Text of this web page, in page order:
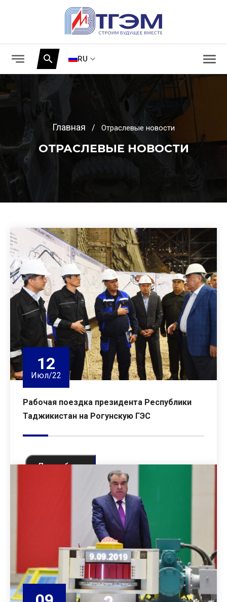
notes search RU menu
Главная / Отраслевые новости
ОТРАСЛЕВЫЕ НОВОСТИ
12
Июл/22
Рабочая поездка президента Республики
Таджикистан на Рогунскую ГЭС
Подробнее